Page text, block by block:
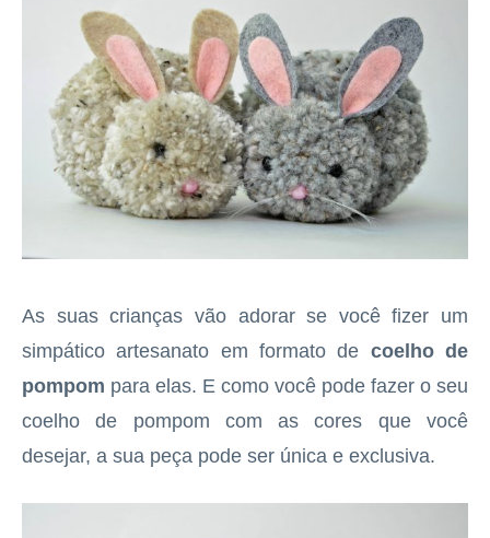
As suas crianças vão adorar se você fizer um
simpático artesanato em formato de coelho de
pompom para elas. E como você pode fazer o seu
coelho de pompom com as cores que você
desejar, a sua peça pode ser única e exclusiva.